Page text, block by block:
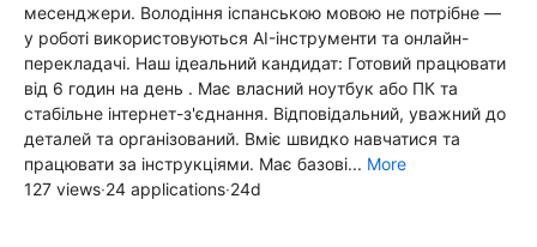
месенджери. Володіння іспанською мовою не потрібне —
у роботі використовуються AI-інструменти та онлайн-
перекладачі. Наш ідеальний кандидат: Готовий працювати
від 6 годин на день . Має власний ноутбук або ПК та
стабільне інтернет-з'єднання. Відповідальний, уважний до
деталей та організований. Вміє швидко навчатися та
працювати за інструкціями. Має базові... More
127 views·24 applications·24d